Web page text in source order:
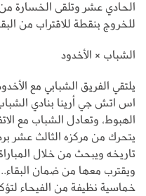
الحادي عشر وتلقى الخسارة
للخروج بنقطة للاقتراب من
الشباب × الأخدود
يلتقي الفريق الشبابي مع
اس اتش جي أرينا بنادي
تاريخه ويبحث من خلال
ويقترب معها من ضمان البقاء..
خماسية نظيفة من الفيحاء